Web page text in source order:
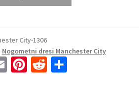
City-1306
Nogometni dresi Manchester City
E Pi R S